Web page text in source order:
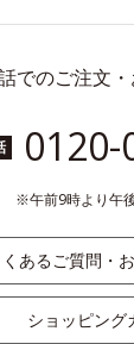
でのご注文
0120-
午前9時より午
あるご質問・
ショッピング